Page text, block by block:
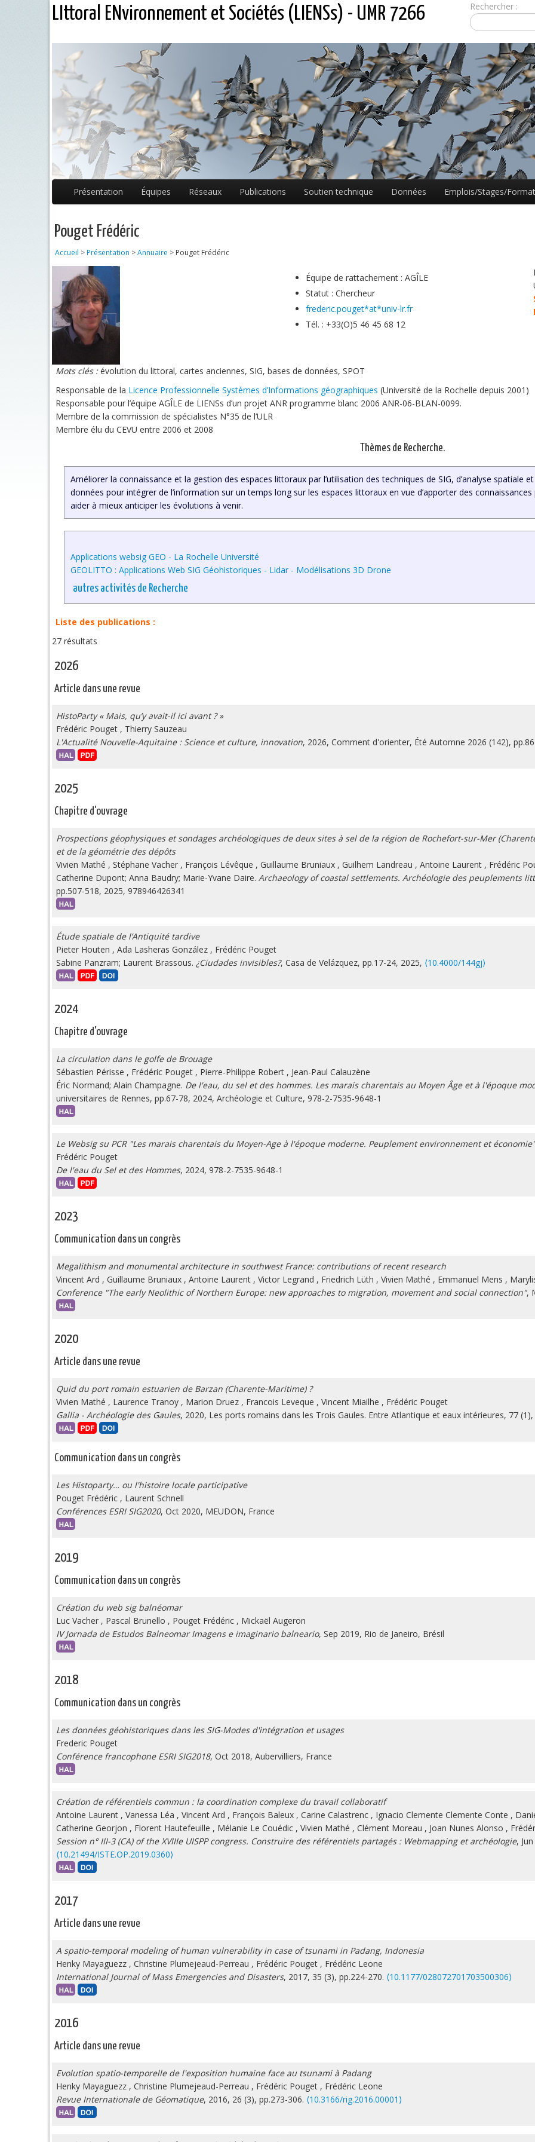
LIttoral ENvironnement et Sociétés (LIENSs) - UMR 7266 Rechercher :
Présentation Équipes Réseaux Publications Soutien technique Données Emplois/Stages/
Pouget Frédéric
Accueil >Présentation >Annuaire > Pouget Frédéric
Équipe de rattachement : AGÎLE
Statut : Chercheur
frederic.pouget*at*univ-lr.fr
Tél. : +33(O)5 46 45 68 12
Mots clés :évolution du littoral, cartes anciennes, SIG, bases de données, SPOT
Responsable de la Licence Professionnelle Systèmes d’Informations géographiques (Université de la Rochelle depuis 2001)
Responsable pour l’équipe AGÎLE de LIENSs d’un projet ANR programme blanc 2006 ANR-06-BLAN-0099.
Membre de la commission de spécialistes N°35 de l’ULR
Membre élu du CEVU entre 2006 et 2008
Thèmes de Recherche.
Améliorer la connaissance et la gestion des espaces littoraux par l’utilisation des techniques de SIG, d’analyse spatiale
données pour intégrer de l’information sur un temps long sur les espaces littoraux en vue d’apporter des
aider à mieux anticiper les évolutions à venir.
Applications websig GEO - La Rochelle Université
GEOLITTO : Applications Web SIG Géohistoriques - Lidar - Modélisations 3D Drone
autres activités de Recherche
Liste des publications :
27 résultats
2026
Article dans une revue
HistoParty « Mais, qu’y avait-il ici avant ? »
Frédéric Pouget , Thierry Sauzeau
L'Actualité Nouvelle-Aquitaine : Science et culture, innovation, 2026, Comment d'orienter, Été Automne 2026 (142),
2025
Chapitre d'ouvrage
Prospections géophysiques et sondages archéologiques de deux sites à sel de la région de Rochefort-sur-Mer
et de la géométrie des dépôts
Vivien Mathé , Stéphane Vacher , François Lévêque , Guillaume Bruniaux , Guilhem Landreau , Antoine Laurent , Frédéric
Catherine Dupont; Anna Baudry; Marie-Yvane Daire. Archaeology of coastal settlements. Archéologie des peuplements
pp.507-518, 2025, 978946426341
Étude spatiale de l’Antiquité tardive
Pieter Houten , Ada Lasheras González , Frédéric Pouget
Sabine Panzram; Laurent Brassous. ¿Ciudades invisibles?, Casa de Velázquez, pp.17-24, 2025, ⟨10.4000/144gj⟩
2024
Chapitre d'ouvrage
La circulation dans le golfe de Brouage
Sébastien Périsse , Frédéric Pouget , Pierre-Philippe Robert , Jean-Paul Calauzène
Éric Normand; Alain Champagne. De l'eau, du sel et des hommes. Les marais charentais au Moyen Âge et à l'époque
universitaires de Rennes, pp.67-78, 2024, Archéologie et Culture, 978-2-7535-9648-1
Le Websig su PCR "Les marais charentais du Moyen-Age à l'époque moderne. Peuplement environnement et
Frédéric Pouget
De l'eau du Sel et des Hommes, 2024, 978-2-7535-9648-1
2023
Communication dans un congrès
Megalithism and monumental architecture in southwest France: contributions of recent research
Vincent Ard , Guillaume Bruniaux , Antoine Laurent , Victor Legrand , Friedrich Lüth , Vivien Mathé , Emmanuel Mens ,
Conference "The early Neolithic of Northern Europe: new approaches to migration, movement and social connection",
2020
Article dans une revue
Quiddu port romain estuarien de Barzan (Charente-Maritime) ?
Vivien Mathé , Laurence Tranoy , Marion Druez , Francois Leveque , Vincent Miailhe , Frédéric Pouget
Gallia - Archéologie des Gaules, 2020, Les ports romains dans les Trois Gaules. Entre Atlantique et eaux intérieures, 77
Communication dans un congrès
Les Histoparty… ou l'histoire locale participative
Pouget Frédéric , Laurent Schnell
Conférences ESRI SIG2020, Oct 2020, MEUDON, France
2019
Communication dans un congrès
Création du web sig balnéomar
Luc Vacher , Pascal Brunello , Pouget Frédéric , Mickaël Augeron
IV Jornada de Estudos Balneomar Imagens e imaginario balneario, Sep 2019, Rio de Janeiro, Brésil
2018
Communication dans un congrès
Les données géohistoriques dans les SIG-Modes d'intégration et usages
Frederic Pouget
Conférence francophone ESRI SIG2018, Oct 2018, Aubervilliers, France
Création de référentiels commun : la coordination complexe du travail collaboratif
Antoine Laurent , Vanessa Léa , Vincent Ard , François Baleux , Carine Calastrenc , Ignacio Clemente Clemente Conte ,
Catherine Georjon , Florent Hautefeuille , Mélanie Le Couédic , Vivien Mathé , Clément Moreau , Joan Nunes Alonso ,
Session n° III-3 (CA) of the XVIIIe UISPP congress. Construire des référentiels partagés : Webmapping et archéologie,
⟨10.21494/ISTE.OP.2019.0360⟩
2017
Article dans une revue
A spatio-temporal modeling of human vulnerability in case of tsunami in Padang, Indonesia
Henky Mayaguezz , Christine Plumejeaud-Perreau , Frédéric Pouget , Frédéric Leone
International Journal of Mass Emergencies and Disasters, 2017, 35 (3), pp.224-270. ⟨10.1177/028072701703500306⟩
2016
Article dans une revue
Evolution spatio-temporelle de l'exposition humaine face au tsunami à Padang
Henky Mayaguezz , Christine Plumejeaud-Perreau , Frédéric Pouget , Frédéric Leone
Revue Internationale de Géomatique, 2016, 26 (3), pp.273-306. ⟨10.3166/rig.2016.00001⟩